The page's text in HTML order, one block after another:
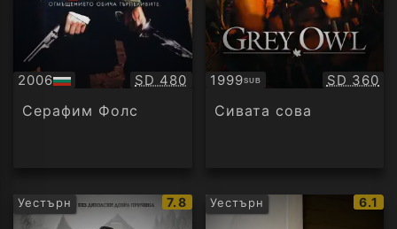
2006
БГ
аудио
Качество:
SD 480
Серафим Фолс
1999SUB
Субтитри SD 360
Сивата сова
Уестърн
IMDb
рейтинг:
7.8 Уестърн
IMDb
6.1